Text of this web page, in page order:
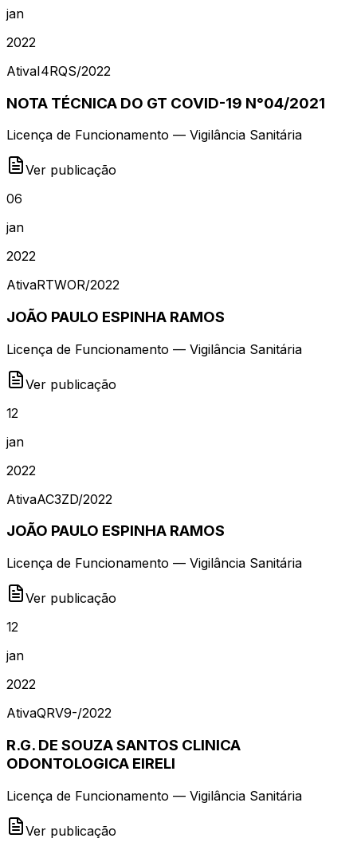
jan
2022
AtivaI4RQS/2022
NOTA TÉCNICA DO GT COVID-19 N°04/2021
Licença de Funcionamento — Vigilância Sanitária
Ver publicação
06
jan
2022
AtivaRTWOR/2022
JOÃO PAULO ESPINHA RAMOS
Licença de Funcionamento — Vigilância Sanitária
Ver publicação
12
jan
2022
AtivaAC3ZD/2022
JOÃO PAULO ESPINHA RAMOS
Licença de Funcionamento — Vigilância Sanitária
Ver publicação
12
jan
2022
AtivaQRV9-/2022
R.G. DE SOUZA SANTOS CLINICA
ODONTOLOGICA EIRELI
Licença de Funcionamento — Vigilância Sanitária
Ver publicação